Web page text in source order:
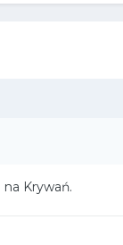
Krywań.